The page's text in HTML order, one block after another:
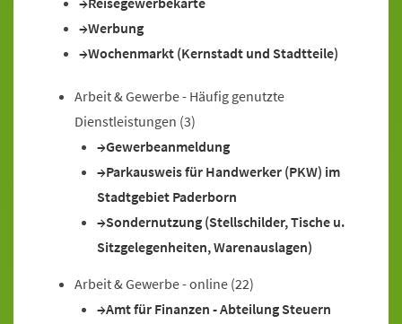
Werbung
Wochenmarkt (Kernstadt und Stadtteile)
Arbeit & Gewerbe - Häufig genutzte
Dienstleistungen (3)
Gewerbeanmeldung
Parkausweis für Handwerker (PKW) im
Stadtgebiet Paderborn
Sondernutzung (Stellschilder, Tische u.
Sitzgelegenheiten, Warenauslagen)
Arbeit & Gewerbe - online (22)
Amt für Finanzen - Abteilung Steuern